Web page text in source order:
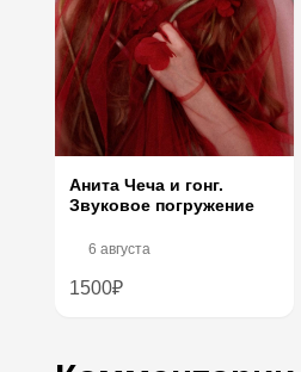
Анита Чеча и гонг.
Звуковое погружение
6 августа
1500₽